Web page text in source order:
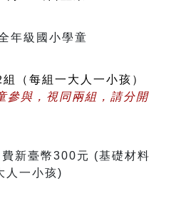
年級國小學童
參與，視同兩組，請分開
新臺幣300元 (基礎材料
人一小孩)